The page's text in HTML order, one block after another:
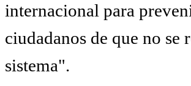
internacional para
ciudadanos de que no se
sistema".